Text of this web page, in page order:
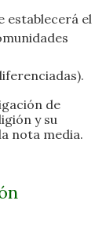
establecerá el
de
y su
nota media.